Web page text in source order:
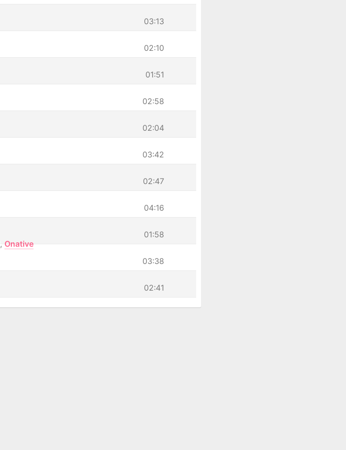
03:13
02:10
01:51
02:58
02:04
03:42
02:47
04:16
01:58
, Onative
03:38
02:41